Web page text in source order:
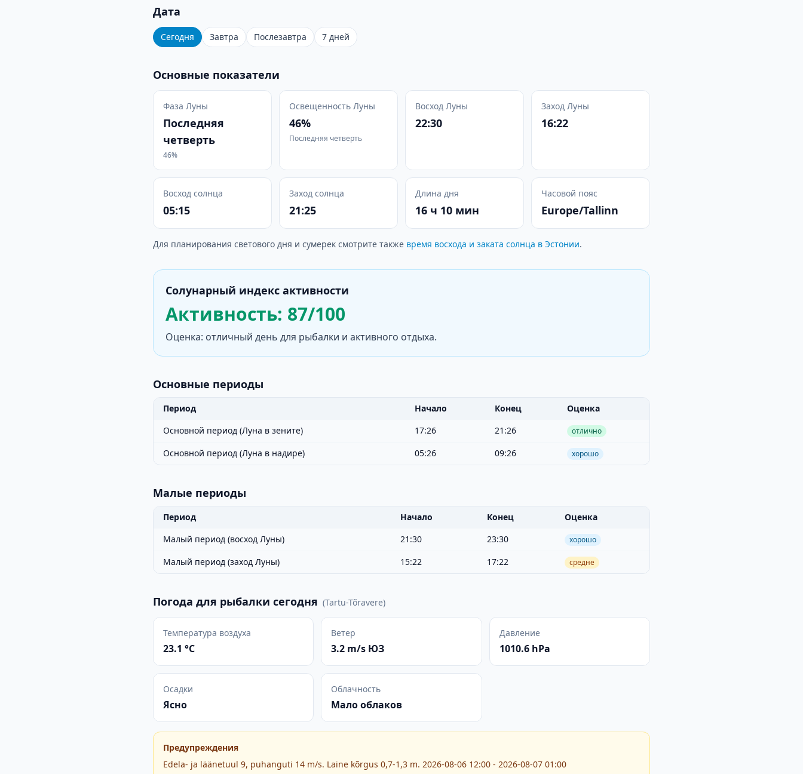
Дата
Сегодня Завтра Послезавтра 7 дней
Основные показатели
Фаза Луны
Последняя
четверть
46%
Освещенность Луны
46%
Последняя четверть
Восход Луны
22:30
Заход Луны
16:22
Восход солнца
05:15
Заход солнца
21:25
Длина дня
16 ч 10 мин
Часовой пояс
Europe/Tallinn
Для планирования светового дня и сумерек смотрите также время восхода и заката солнца в Эстонии.
Солунарный индекс активности
Активность: 87/100
Оценка: отличный день для рыбалки и активного отдыха.
Основные периоды
Период Начало Конец
Оценка
Основной период (Луна в зените)
17:26 21:26 отлично
Основной период (Луна в надире) 05:26 09:26 хорошо
Малые периоды
Период Начало Конец
Оценка
Малый период (восход Луны)
21:30 23:30 хорошо
Малый период (заход Луны) 15:22 17:22 средне
Погода для рыбалки сегодня (Tartu-Tõravere)
Температура воздуха
23.1 °C
Ветер
3.2 m/s ЮЗ
Давление
1010.6 hPa
Осадки
Ясно
Облачность
Мало облаков
Предупреждения
Edela- ja läänetuul 9, puhanguti 14 m/s. Laine kõrgus 0,7-1,3 m. 2026-08-06 12:00 - 2026-08-07 01:00